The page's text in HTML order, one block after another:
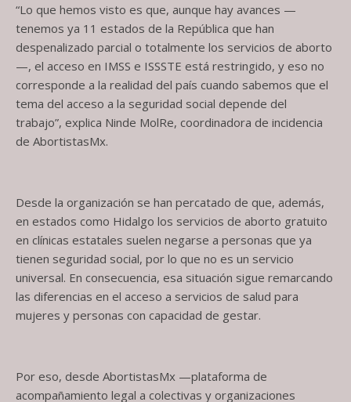
“Lo que hemos visto es que, aunque hay avances —
tenemos ya 11 estados de la República que han
despenalizado parcial o totalmente los servicios de aborto
—, el acceso en IMSS e ISSSTE está restringido, y eso no
corresponde a la realidad del país cuando sabemos que el
tema del acceso a la seguridad social depende del
trabajo”, explica Ninde MolRe, coordinadora de incidencia
de AbortistasMx.
Desde la organización se han percatado de que, además,
en estados como Hidalgo los servicios de aborto gratuito
en clínicas estatales suelen negarse a personas que ya
tienen seguridad social, por lo que no es un servicio
universal. En consecuencia, esa situación sigue remarcando
las diferencias en el acceso a servicios de salud para
mujeres y personas con capacidad de gestar.
Por eso, desde AbortistasMx —plataforma de
acompañamiento legal a colectivas y organizaciones